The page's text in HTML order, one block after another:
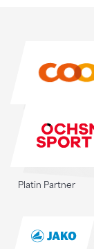
Platin Partner